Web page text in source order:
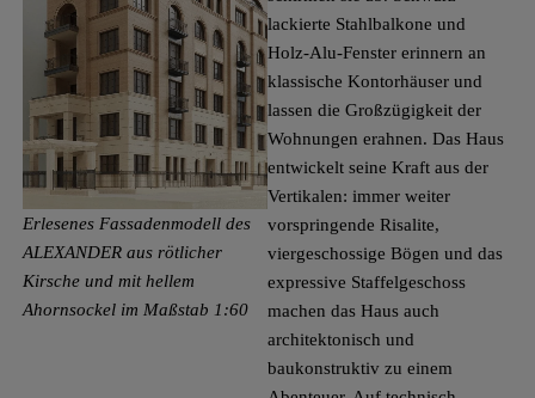
Erlesenes Fassadenmodell des
ALEXANDER aus rötlicher
Kirsche und mit hellem
Ahornsockel im Maßstab 1:60
lackierte Stahlbalkone und
Holz-­Alu-Fenster erinnern an
klassische Kontorhäuser und
lassen die Großzügigkeit der
Wohnungen erahnen. Das Haus
entwickelt seine Kraft aus der
Vertikalen: immer weiter
vorspringende Risalite,
viergeschossige Bögen und das
expressive Staffelgeschoss
machen das Haus auch
architektonisch und
baukonstruktiv zu einem